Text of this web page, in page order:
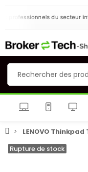
professionnels du secteur
LENOVO Thinkpad
Rupture de stock